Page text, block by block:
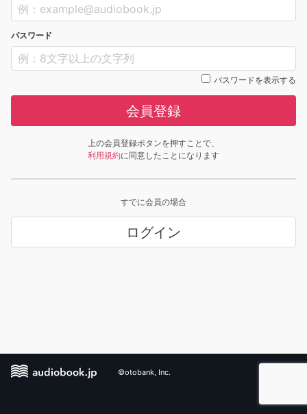
パスワード
パスワードを表示する
会員登録
上の会員登録ボタンを押すことで、
利用規約に同意したことになります
すでに会員の場合
ログイン
©otobank, Inc.